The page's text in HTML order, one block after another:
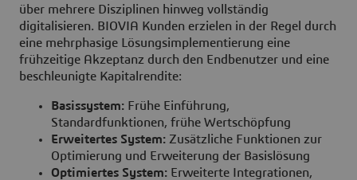
über mehrere Disziplinen hinweg vollständig
digitalisieren. BIOVIA Kunden erzielen in der Regel durch
eine mehrphasige Lösungsimplementierung eine
frühzeitige Akzeptanz durch den Endbenutzer und eine
beschleunigte Kapitalrendite:
Basissystem: Frühe Einführung,
Standardfunktionen, frühe Wertschöpfung
Erweitertes System: Zusätzliche Funktionen zur
Optimierung und Erweiterung der Basislösung
Optimiertes System: Erweiterte Integrationen,